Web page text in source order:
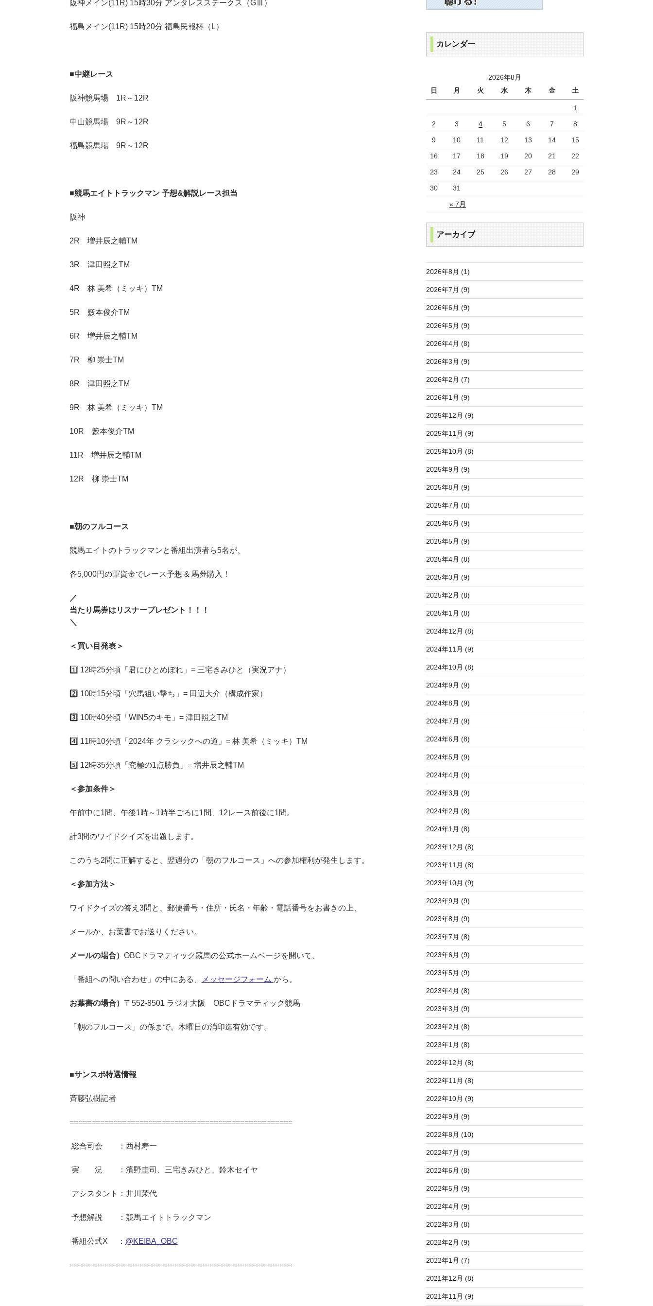
阪神メイン(11R) 15時30分 アンタレスステークス（GⅢ）
福島メイン(11R) 15時20分 福島民報杯（L）
■中継レース
阪神競馬場 1R～12R
中山競馬場 9R～12R
福島競馬場 9R～12R
■競馬エイトトラックマン 予想&解説レース担当
阪神
2R 増井辰之輔TM
3R 津田照之TM
4R 林 美希（ミッキ）TM
5R 籔本俊介TM
6R 増井辰之輔TM
7R 柳 崇士TM
8R 津田照之TM
9R 林 美希（ミッキ）TM
10R 籔本俊介TM
11R 増井辰之輔TM
12R 柳 崇士TM
■朝のフルコース
競馬エイトのトラックマンと番組出演者ら5名が、
各5,000円の軍資金でレース予想 & 馬券購入！
／
当たり馬券はリスナープレゼント！！！
＼
＜買い目発表＞
1️⃣ 12時25分頃「君にひとめぼれ」= 三宅きみひと（実況アナ）
2️⃣ 10時15分頃「穴馬狙い撃ち」= 田辺大介（構成作家）
3️⃣ 10時40分頃「WIN5のキモ」= 津田照之TM
4️⃣ 11時10分頃「2024年 クラシックへの道」= 林 美希（ミッキ）TM
5️⃣ 12時35分頃「究極の1点勝負」= 増井辰之輔TM
＜参加条件＞
午前中に1問、午後1時～1時半ごろに1問、12レース前後に1問。
計3問のワイドクイズを出題します。
このうち2問に正解すると、翌週分の「朝のフルコース」への参加権利が発生します。
＜参加方法＞
ワイドクイズの答え3問と、郵便番号・住所・氏名・年齢・電話番号をお書きの上、
メールか、お葉書でお送りください。
メールの場合） OBCドラマティック競馬の公式ホームページを開いて、
「番組への問い合わせ」の中にある、 メッセージフォーム から。
お葉書の場合） 〒552-8501 ラジオ大阪 OBCドラマティック競馬
「朝のフルコース」の係まで。木曜日の消印迄有効です。
■サンスポ特選情報
斉藤弘樹記者
===================================================
総合司会 ：西村寿一
実 況 ：濱野圭司、三宅きみひと、鈴木セイヤ
アシスタント：井川茉代
予想解説 ：競馬エイトトラックマン
番組公式X ： @KEIBA_OBC
===================================================
カレンダー
2026年8月
日
月 火 水 木 金 土
« 7月
1
2 3 4 5 6 7 8
9 10 11 12 13 14 15
16 17 18 19 20 21 22
23 24 25 26 27 28 29
30 31
アーカイブ
2026年8月 (1)
2026年7月 (9)
2026年6月 (9)
2026年5月 (9)
2026年4月 (8)
2026年3月 (9)
2026年2月 (7)
2026年1月 (9)
2025年12月 (9)
2025年11月 (9)
2025年10月 (8)
2025年9月 (9)
2025年8月 (9)
2025年7月 (8)
2025年6月 (9)
2025年5月 (9)
2025年4月 (8)
2025年3月 (9)
2025年2月 (8)
2025年1月 (8)
2024年12月 (8)
2024年11月 (9)
2024年10月 (8)
2024年9月 (9)
2024年8月 (9)
2024年7月 (9)
2024年6月 (8)
2024年5月 (9)
2024年4月 (9)
2024年3月 (9)
2024年2月 (8)
2024年1月 (8)
2023年12月 (8)
2023年11月 (8)
2023年10月 (9)
2023年9月 (9)
2023年8月 (9)
2023年7月 (8)
2023年6月 (9)
2023年5月 (9)
2023年4月 (8)
2023年3月 (9)
2023年2月 (8)
2023年1月 (8)
2022年12月 (8)
2022年11月 (8)
2022年10月 (9)
2022年9月 (9)
2022年8月 (10)
2022年7月 (9)
2022年6月 (8)
2022年5月 (9)
2022年4月 (9)
2022年3月 (8)
2022年2月 (9)
2022年1月 (7)
2021年12月 (8)
2021年11月 (9)